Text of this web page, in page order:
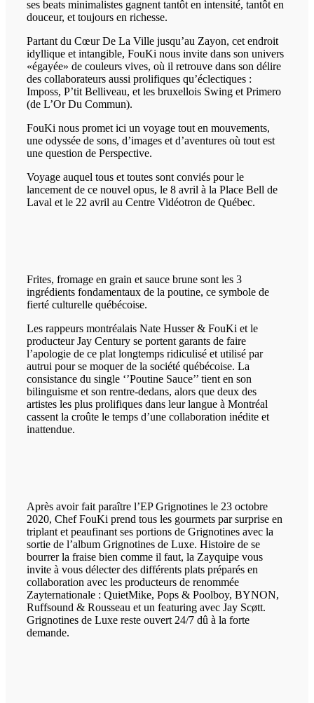
ses beats minimalistes gagnent tantôt en intensité, tantôt en
douceur, et toujours en richesse.
Partant du Cœur De La Ville jusqu’au Zayon, cet endroit
idyllique et intangible, FouKi nous invite dans son univers
«égayée» de couleurs vives, où il retrouve dans son délire
des collaborateurs aussi prolifiques qu’éclectiques :
Imposs, P’tit Belliveau, et les bruxellois Swing et Primero
(de L’Or Du Commun).
FouKi nous promet ici un voyage tout en mouvements,
une odyssée de sons, d’images et d’aventures où tout est
une question de Perspective.
Voyage auquel tous et toutes sont conviés pour le
lancement de ce nouvel opus, le 8 avril à la Place Bell de
Laval et le 22 avril au Centre Vidéotron de Québec.
Frites, fromage en grain et sauce brune sont les 3
ingrédients fondamentaux de la poutine, ce symbole de
fierté culturelle québécoise.
Les rappeurs montréalais Nate Husser & FouKi et le
producteur Jay Century se portent garants de faire
l’apologie de ce plat longtemps ridiculisé et utilisé par
autrui pour se moquer de la société québécoise. La
consistance du single ‘’Poutine Sauce’’ tient en son
bilinguisme et son rentre-dedans, alors que deux des
artistes les plus prolifiques dans leur langue à Montréal
cassent la croûte le temps d’une collaboration inédite et
inattendue.
Après avoir fait paraître l’EP Grignotines le 23 octobre
2020, Chef FouKi prend tous les gourmets par surprise en
triplant et peaufinant ses portions de Grignotines avec la
sortie de l’album Grignotines de Luxe. Histoire de se
bourrer la fraise bien comme il faut, la Zayquipe vous
invite à vous délecter des différents plats préparés en
collaboration avec les producteurs de renommée
Zayternationale : QuietMike, Pops & Poolboy, BYNON,
Ruffsound & Rousseau et un featuring avec Jay Scøtt.
Grignotines de Luxe reste ouvert 24/7 dû à la forte
demande.